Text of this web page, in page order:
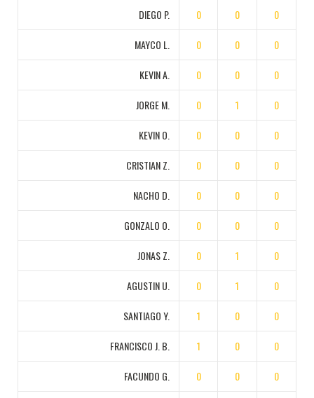
DIEGO P. 0 0 0
MAYCO L. 0 0 0
KEVIN A. 0 0 0
JORGE M. 0 1 0
KEVIN O. 0 0 0
CRISTIAN Z. 0 0 0
NACHO D. 0 0 0
GONZALO O. 0 0 0
JONAS Z. 0 1 0
AGUSTIN U. 0 1 0
SANTIAGO Y. 1 0 0
FRANCISCO J. B. 1 0 0
FACUNDO G. 0 0 0